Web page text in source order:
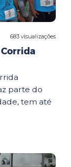
683 visualizações
parte do
tem até